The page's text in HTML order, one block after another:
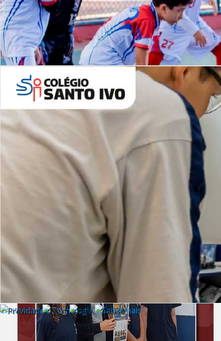
Desafios | Saiba mais
Criatividade e Tecnologia | Saiba mais